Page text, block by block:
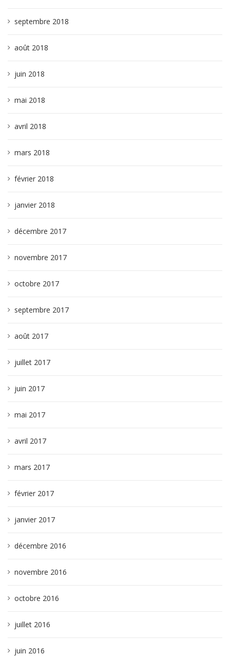
septembre 2018
août 2018
juin 2018
mai 2018
avril 2018
mars 2018
février 2018
janvier 2018
décembre 2017
novembre 2017
octobre 2017
septembre 2017
août 2017
juillet 2017
juin 2017
mai 2017
avril 2017
mars 2017
février 2017
janvier 2017
décembre 2016
novembre 2016
octobre 2016
juillet 2016
juin 2016